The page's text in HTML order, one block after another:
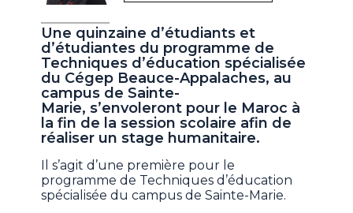
Une quinzaine d’étudiants et
d’étudiantes du programme de
Techniques d’éducation spécialisée
du Cégep Beauce-Appalaches, au
campus de Sainte-
Marie, s’envoleront pour le Maroc à
la fin de la session scolaire afin de
réaliser un stage humanitaire.
Il s’agit d’une première pour le
programme de Techniques d’éducation
spécialisée du campus de Sainte-Marie.